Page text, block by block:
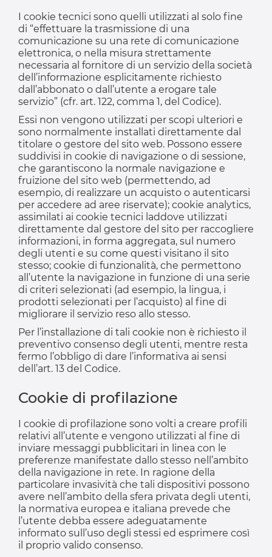
I cookie tecnici sono quelli utilizzati al solo fine
di “effettuare la trasmissione di una
comunicazione su una rete di comunicazione
elettronica, o nella misura strettamente
necessaria al fornitore di un servizio della società
dell’informazione esplicitamente richiesto
dall’abbonato o dall’utente a erogare tale
servizio” (cfr. art. 122, comma 1, del Codice).
Essi non vengono utilizzati per scopi ulteriori e
sono normalmente installati direttamente dal
titolare o gestore del sito web. Possono essere
suddivisi in cookie di navigazione o di sessione,
che garantiscono la normale navigazione e
fruizione del sito web (permettendo, ad
esempio, di realizzare un acquisto o autenticarsi
per accedere ad aree riservate); cookie analytics,
assimilati ai cookie tecnici laddove utilizzati
direttamente dal gestore del sito per raccogliere
informazioni, in forma aggregata, sul numero
degli utenti e su come questi visitano il sito
stesso; cookie di funzionalità, che permettono
all’utente la navigazione in funzione di una serie
di criteri selezionati (ad esempio, la lingua, i
prodotti selezionati per l’acquisto) al fine di
migliorare il servizio reso allo stesso.
Per l’installazione di tali cookie non è richiesto il
preventivo consenso degli utenti, mentre resta
fermo l’obbligo di dare l’informativa ai sensi
dell’art. 13 del Codice.
Cookie di profilazione
I cookie di profilazione sono volti a creare profili
relativi all’utente e vengono utilizzati al fine di
inviare messaggi pubblicitari in linea con le
preferenze manifestate dallo stesso nell’ambito
della navigazione in rete. In ragione della
particolare invasività che tali dispositivi possono
avere nell’ambito della sfera privata degli utenti,
la normativa europea e italiana prevede che
l’utente debba essere adeguatamente
informato sull’uso degli stessi ed esprimere così
il proprio valido consenso.